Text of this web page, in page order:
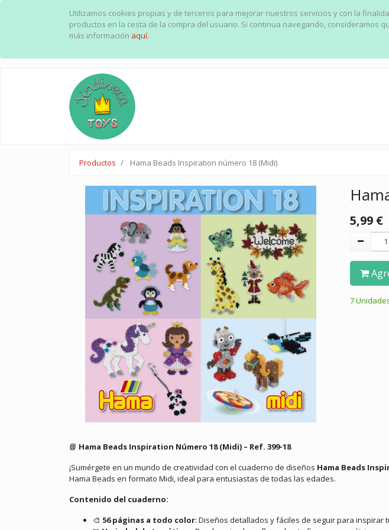
Utilizamos cookies propias y de terceros para mejorar nuestros servicios y con la
productos en la cesta de la compra del usuario. Si continua navegando, consideramos
más información aquí.
Productos Hama Beads Inspiration número 18 (Midi)
5,99 €
7
📘 Hama Beads Inspiration Número 18 (Midi) – Ref. 399-18
¡Sumérgete en un mundo de creatividad con el cuaderno de diseños Hama Beads
Hama Beads en formato Midi, ideal para entusiastas de todas las edades.
Contenido del cuaderno:
🎨 56 páginas a todo color: Diseños detallados y fáciles de seguir para inspirar